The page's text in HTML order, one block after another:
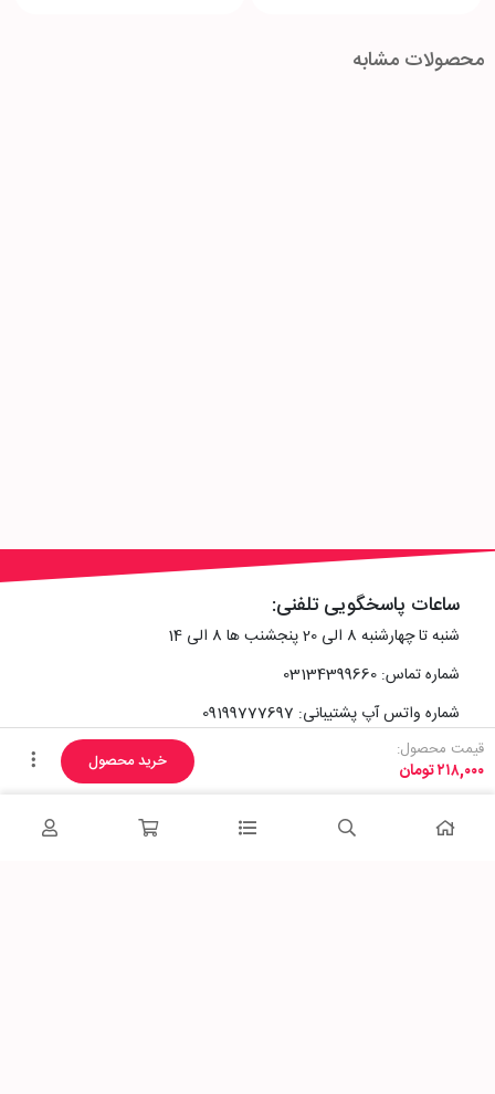
محصولات مشابه
قیمت محصول:
تومان۲۱۸,۰۰۰ خرید محصول
ساعات پاسخگویی تلفنی:
شنبه تا چهارشنبه 8 الی 20 پنجشنب ها 8 الی 14
شماره تماس: 03134399660
شماره واتس آپ پشتیبانی: 09199777697
آدرس دفتر سایت :
اصفهان، خیابان رزمندگان، کوچه شماره سه فرعی 2 پلاک 10